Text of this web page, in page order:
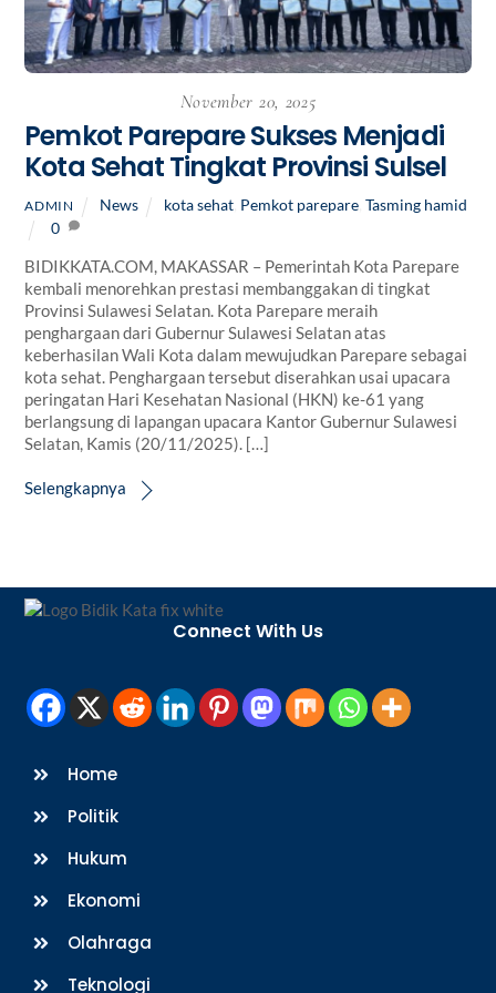
November 20, 2025
Pemkot Parepare Sukses Menjadi
Kota Sehat Tingkat Provinsi Sulsel
ADMIN News kota sehat, Pemkot parepare, Tasming hamid
0
BIDIKKATA.COM, MAKASSAR – Pemerintah Kota Parepare
kembali menorehkan prestasi membanggakan di tingkat
Provinsi Sulawesi Selatan. Kota Parepare meraih
penghargaan dari Gubernur Sulawesi Selatan atas
keberhasilan Wali Kota dalam mewujudkan Parepare sebagai
kota sehat. Penghargaan tersebut diserahkan usai upacara
peringatan Hari Kesehatan Nasional (HKN) ke-61 yang
berlangsung di lapangan upacara Kantor Gubernur Sulawesi
Selatan, Kamis (20/11/2025). […]
Selengkapnya
Back
Connect With Us
Home
Politik
Hukum
Ekonomi
Olahraga
Teknologi